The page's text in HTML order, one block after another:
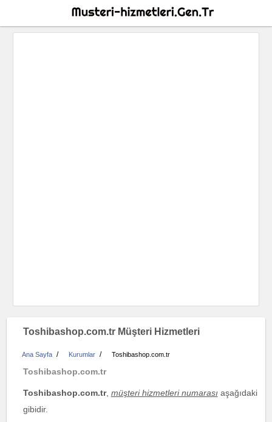
Toshibashop.com.tr Müşteri Hizmetleri
Ana Sayfa / Kurumlar / Toshibashop.com.tr
Toshibashop.com.tr
Toshibashop.com.tr, müşteri hizmetleri numarasıaşağıdaki
gibidir.